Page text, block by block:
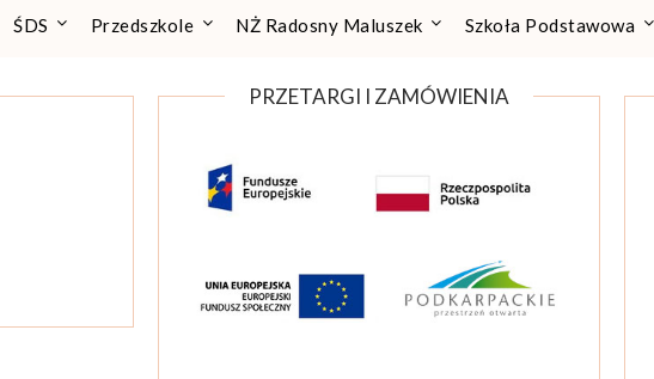
ŚDS Przedszkole NŻ Radosny Maluszek Szkoła Podstawowa
PRZETARGI I ZAMÓWIENIA